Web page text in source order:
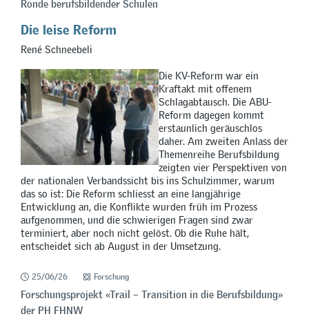
Ronde berufsbildender Schulen
Die leise Reform
René Schneebeli
Die KV-Reform war ein
Kraftakt mit offenem
Schlagabtausch. Die ABU-
Reform dagegen kommt
erstaunlich geräuschlos
daher. Am zweiten Anlass der
Themenreihe Berufsbildung
zeigten vier Perspektiven von
der nationalen Verbandssicht bis ins Schulzimmer, warum
das so ist: Die Reform schliesst an eine langjährige
Entwicklung an, die Konflikte wurden früh im Prozess
aufgenommen, und die schwierigen Fragen sind zwar
terminiert, aber noch nicht gelöst. Ob die Ruhe hält,
entscheidet sich ab August in der Umsetzung.
25/06/26 Forschung
Forschungsprojekt «Trail – Transition in die Berufsbildung»
der PH FHNW